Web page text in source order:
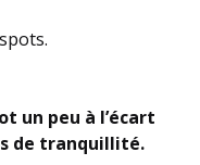
un peu à l’écart
de tranquillité.